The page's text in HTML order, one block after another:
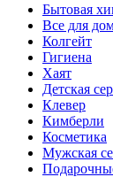
Бытовая
Все для
Колгейт
Гигиена
Хаят
Детская
Клевер
Кимберли
Косметика
Мужская